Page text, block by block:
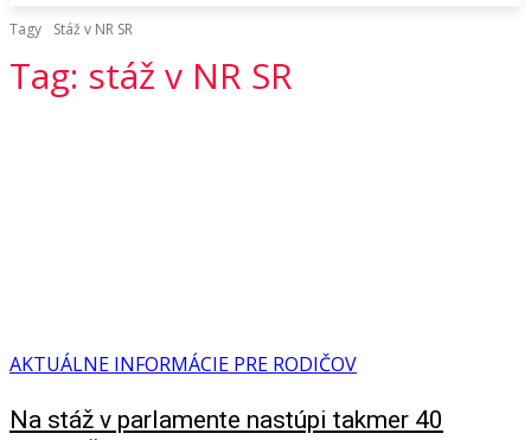
Tagy Stáž v NR SR
Tag: stáž v NR SR
AKTUÁLNE INFORMÁCIE PRE RODIČOV
Na stáž v parlamente nastúpi takmer 40